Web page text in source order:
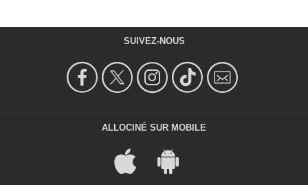
SUIVEZ-NOUS
ALLOCINÉ SUR MOBILE